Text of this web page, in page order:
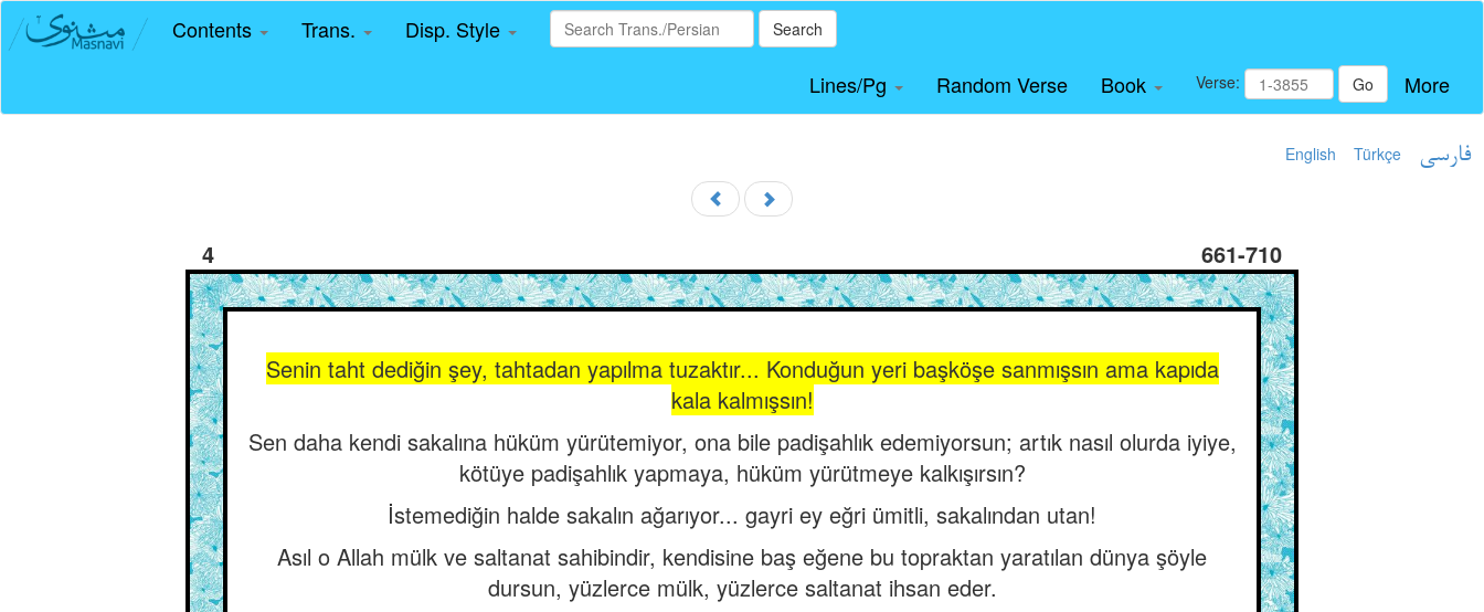
Contents Trans. Disp. Style Search
Lines/Pg Random Verse Book Verse: Go More
English Türkçe فارسی
4 661-710
Senin taht dediğin şey, tahtadan yapılma tuzaktır... Konduğun yeri başköşe sanmışsın ama kapıda
kala kalmışsın!
Sen daha kendi sakalına hüküm yürütemiyor, ona bile padişahlık edemiyorsun; artık nasıl olurda iyiye,
kötüye padişahlık yapmaya, hüküm yürütmeye kalkışırsın?
İstemediğin halde sakalın ağarıyor... gayri ey eğri ümitli, sakalından utan!
Asıl o Allah mülk ve saltanat sahibindir, kendisine baş eğene bu topraktan yaratılan dünya şöyle
dursun, yüzlerce mülk, yüzlerce saltanat ihsan eder.